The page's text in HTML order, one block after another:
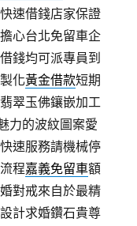
速借錢店家保證
心台北免留車企
錢均可派專員到
化黃金借款短期
翠玉佛鑲嵌加工
力的波紋圖案愛
速服務請機械停
程嘉義免留車額
對戒來自於最精
計求婚鑽石貴尊